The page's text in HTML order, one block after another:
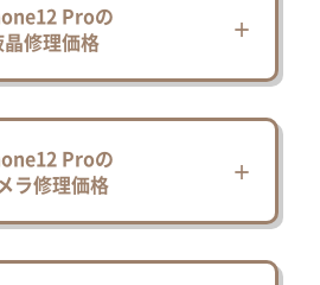
Proの
晶修理価格
Proの
ラ修理価格